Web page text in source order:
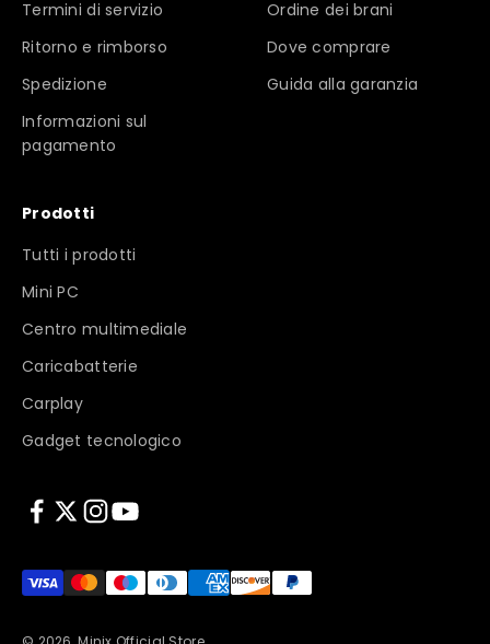
Termini di servizio
Ritorno e rimborso
Spedizione
Informazioni sul
pagamento
Ordine dei brani
Dove comprare
Guida alla garanzia
Prodotti
Tutti i prodotti
Mini PC
Centro multimediale
Caricabatterie
Carplay
Gadget tecnologico